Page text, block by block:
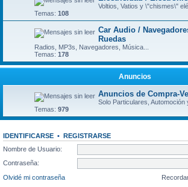
Voltios, Vatios y \"chismes\"
Temas: 108
Car Audio /
Ruedas
Radios, MP3s, Navegadores, Música...
Temas: 178
Anuncios
Anuncios de Compra-
Solo Particulares, Automoción
Temas: 979
IDENTIFICARSE • REGISTRARSE
Nombre de Usuario:
Contraseña:
Olvidé mi contraseña